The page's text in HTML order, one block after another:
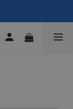
看活動內容🙌